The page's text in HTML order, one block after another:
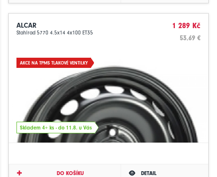
ALCAR
Stahlrad 5770 4.5x14 4x100 ET35
1 289 Kč
53.69 €
AKCE NA TPMS TLAKOVÉ VENTILKY
Skladem 4+ ks - do 11.8. u Vás
DO KOŠÍKU DETAIL